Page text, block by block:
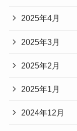
2025年4月
2025年3月
2025年2月
2025年1月
2024年12月